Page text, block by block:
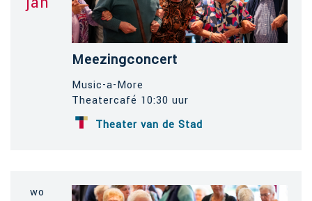
Meezingconcert
Music-a-More
Theatercafé 10:30 uur
Theater van de Stad
wo